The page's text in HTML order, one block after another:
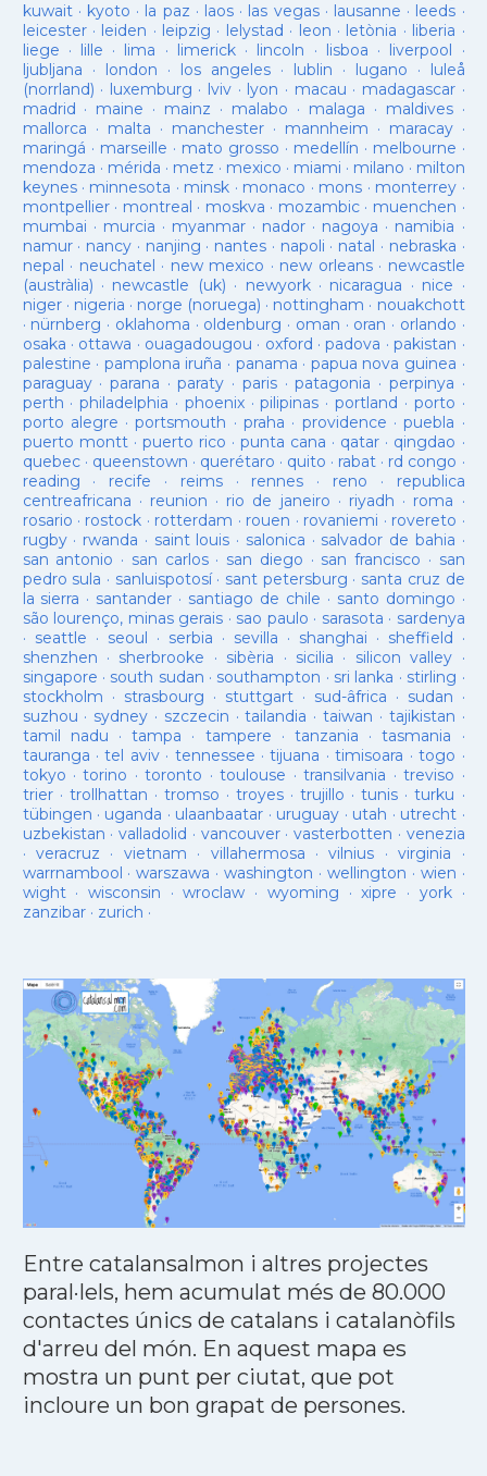
kuwait· kyoto · la paz · laos· las vegas· lausanne · leeds ·
leicester· leiden · leipzig · lelystad · leon · letònia · liberia ·
liege · lille · lima · limerick· lincoln · lisboa · liverpool ·
ljubljana · london · los angeles· lublin · lugano · luleå
(norrland) · luxemburg · lviv · lyon · macau · madagascar·
madrid · maine · mainz · malabo · malaga · maldives·
mallorca · malta · manchester· mannheim · maracay·
maringá · marseille · mato grosso · medellín · melbourne ·
mendoza · mérida · metz · mexico · miami · milano · milton
keynes· minnesota · minsk · monaco · mons · monterrey ·
montpellier· montreal · moskva · mozambic· muenchen ·
mumbai · murcia · myanmar· nador · nagoya · namibia ·
namur· nancy · nanjing · nantes · napoli · natal · nebraska ·
nepal · neuchatel · new mexico · new orleans· newcastle
(austràlia) · newcastle (uk) · newyork· nicaragua · nice ·
niger· nigeria · norge (noruega) · nottingham · nouakchott
· nürnberg · oklahoma · oldenburg · oman · oran · orlando ·
osaka · ottawa · ouagadougou · oxford ·padova ·pakistan ·
palestine · pamplona iruña · panama · papua nova guinea ·
paraguay· parana ·paraty · paris·patagonia · perpinya ·
perth ·philadelphia · phoenix·pilipinas ·portland · porto ·
porto alegre ·portsmouth ·praha · providence ·puebla ·
puerto montt· puerto rico ·punta cana · qatar · qingdao ·
quebec· queenstown · querétaro · quito · rabat · rd congo ·
reading · recife · reims· rennes · reno · republica
centreafricana · reunion · rio de janeiro · riyadh · roma ·
rosario · rostock · rotterdam · rouen · rovaniemi · rovereto ·
rugby· rwanda · saint louis · salonica · salvador de bahia ·
san antonio · san carlos· san diego · san francisco · san
pedro sula · sanluispotosí· sant petersburg · santa cruz de
la sierra · santander · santiago de chile · santo domingo ·
são lourenço, minas gerais · sao paulo · sarasota · sardenya
· seattle · seoul · serbia · sevilla · shanghai · sheffield ·
shenzhen · sherbrooke · sibèria · sicilia · silicon valley ·
singapore · south sudan · southampton · sri lanka · stirling ·
stockholm · strasbourg · stuttgart· sud-âfrica · sudan ·
suzhou · sydney · szczecin ·tailandia ·taiwan · tajikistan ·
tamil nadu ·tampa · tampere · tanzania ·tasmania ·
tauranga ·tel aviv· tennessee ·tijuana ·timisoara ·togo ·
tokyo ·torino ·toronto ·toulouse ·transilvania ·treviso ·
trier· trollhattan · tromso · troyes·trujillo ·tunis ·turku ·
tübingen · uganda · ulaanbaatar · uruguay · utah · utrecht ·
uzbekistan · valladolid · vancouver· vasterbotten · venezia
· veracruz · vietnam · villahermosa ·vilnius ·virginia ·
warrnambool ·warszawa ·washington · wellington · wien ·
wight· wisconsin ·wroclaw · wyoming ·xipre · york·
zanzibar· zurich ·
Entre catalansalmon i altres projectes
paral·lels, hem acumulat més de 80.000
contactes únics de catalans i catalanòfils
d'arreu del món. En aquest mapa es
mostra un punt per ciutat, que pot
incloure un bon grapat de persones.